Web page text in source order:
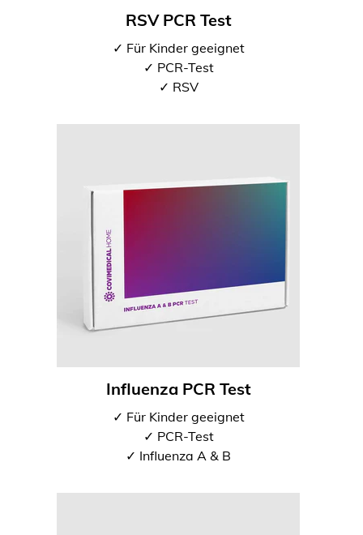
RSV PCR Test
✓ Für Kinder geeignet
✓ PCR-Test
✓ RSV
Influenza PCR Test
✓ Für Kinder geeignet
✓ PCR-Test
✓ Influenza A & B